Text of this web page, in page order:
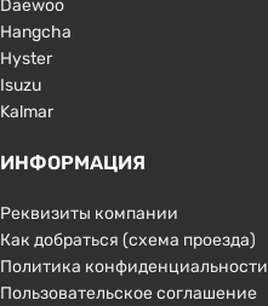
Daewoo
Hangcha
Hyster
Isuzu
Kalmar
ИНФОРМАЦИЯ
Реквизиты компании
Как добраться (схема проезда)
Политика конфиденциальности
Пользовательское соглашение